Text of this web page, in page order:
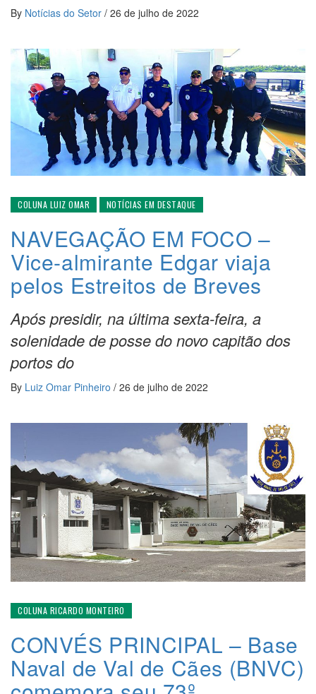
By Notícias do Setor / 26 de julho de 2022
COLUNA LUIZ OMAR NOTÍCIAS EM DESTAQUE
NAVEGAÇÃO EM FOCO –
Vice-almirante Edgar viaja
pelos Estreitos de Breves
Após presidir, na última sexta-feira, a
solenidade de posse do novo capitão dos
portos do
By Luiz Omar Pinheiro / 26 de julho de 2022
COLUNA RICARDO MONTEIRO
CONVÉS PRINCIPAL – Base
Naval de Val de Cães (BNVC)